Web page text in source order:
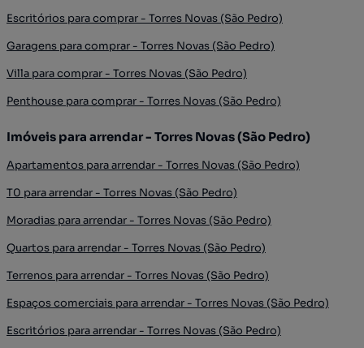
Escritórios para comprar - Torres Novas (São Pedro)
Garagens para comprar - Torres Novas (São Pedro)
Villa para comprar - Torres Novas (São Pedro)
Penthouse para comprar - Torres Novas (São Pedro)
Imóveis para arrendar - Torres Novas (São Pedro)
Apartamentos para arrendar - Torres Novas (São Pedro)
T0 para arrendar - Torres Novas (São Pedro)
Moradias para arrendar - Torres Novas (São Pedro)
Quartos para arrendar - Torres Novas (São Pedro)
Terrenos para arrendar - Torres Novas (São Pedro)
Espaços comerciais para arrendar - Torres Novas (São Pedro)
Escritórios para arrendar - Torres Novas (São Pedro)